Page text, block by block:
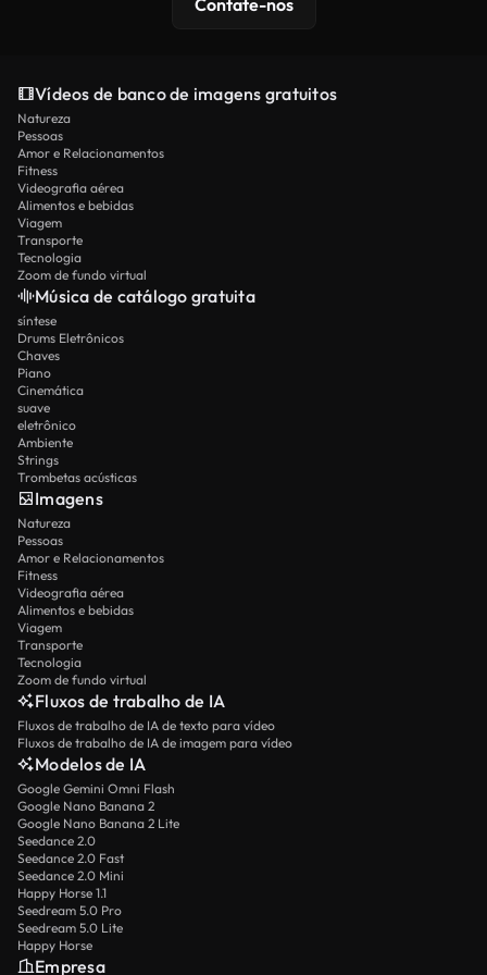
Contate-nos
Vídeos de banco de imagens gratuitos
Natureza
Pessoas
Amor e Relacionamentos
Fitness
Videografia aérea
Alimentos e bebidas
Viagem
Transporte
Tecnologia
Zoom de fundo virtual
Música de catálogo gratuita
síntese
Drums Eletrônicos
Chaves
Piano
Cinemática
suave
eletrônico
Ambiente
Strings
Trombetas acústicas
Imagens
Natureza
Pessoas
Amor e Relacionamentos
Fitness
Videografia aérea
Alimentos e bebidas
Viagem
Transporte
Tecnologia
Zoom de fundo virtual
Fluxos de trabalho de IA
Fluxos de trabalho de IA de texto para vídeo
Fluxos de trabalho de IA de imagem para vídeo
Modelos de IA
Google Gemini Omni Flash
Google Nano Banana 2
Google Nano Banana 2 Lite
Seedance 2.0
Seedance 2.0 Fast
Seedance 2.0 Mini
Happy Horse 1.1
Seedream 5.0 Pro
Seedream 5.0 Lite
Happy Horse
Empresa